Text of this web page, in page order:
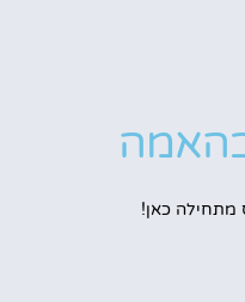
בהאמה
מתחילה כאן!